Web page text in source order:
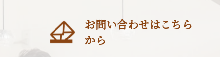
お問い合わせはこちら
から